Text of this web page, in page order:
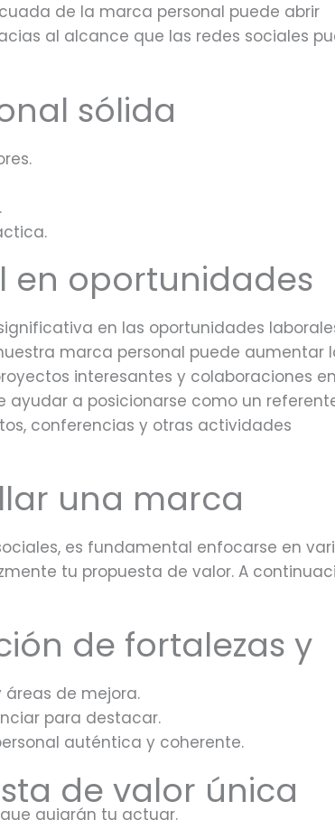
de la marca personal puede abrir
al alcance que las redes sociales
sólida
en oportunidades
en las oportunidades
marca personal puede aumentar
interesantes y colaboraciones
ayudar a posicionarse como un
conferencias y otras actividades
una marca
es fundamental enfocarse en
tu propuesta de valor. A
de fortalezas y
áreas de mejora.
para destacar.
auténtica y coherente.
de valor única
guiarán tu actuar.